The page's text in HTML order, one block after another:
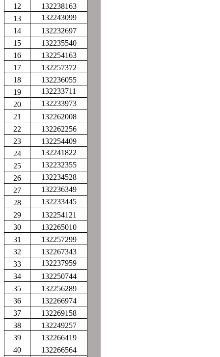
12
132238163
13
132243099
14
132232697
15
132235540
16
132254163
17
132257372
18
132236055
19
132233711
20
132233973
21
132262008
22
132262256
23
132254409
24
132241822
25
132232355
26
132234528
27
132236349
28
132233445
29
132254121
30
132265010
31
132257299
32
132267343
33
132237959
34
132250744
35
132256289
36
132266974
37
132269158
38
132249257
39
132266419
40
132266564